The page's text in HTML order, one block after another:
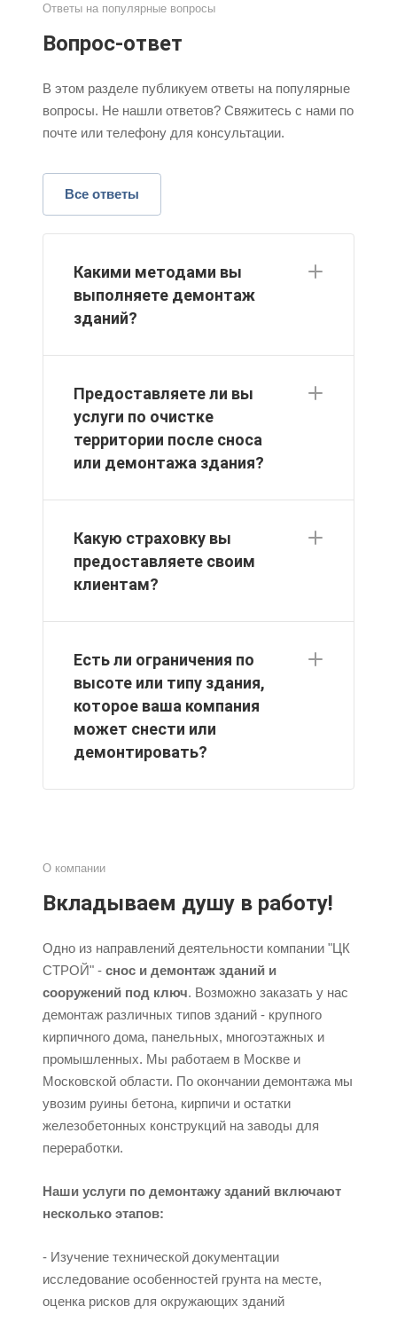
Ответы на популярные вопросы
Вопрос-ответ
В этом разделе публикуем ответы на популярные
вопросы. Не нашли ответов? Свяжитесь с нами по
почте или телефону для консультации.
Все ответы
Какими методами вы
выполняете демонтаж
зданий?
Предоставляете ли вы
услуги по очистке
территории после сноса
или демонтажа здания?
Какую страховку вы
предоставляете своим
клиентам?
Есть ли ограничения по
высоте или типу здания,
которое ваша компания
может снести или
демонтировать?
О компании
Вкладываем душу в работу!
Одно из направлений деятельности компании "ЦК
СТРОЙ" - снос и демонтаж зданий и
сооружений под ключ. Возможно заказать у нас
демонтаж различных типов зданий - крупного
кирпичного дома, панельных, многоэтажных и
промышленных. Мы работаем в Москве и
Московской области. По окончании демонтажа мы
увозим руины бетона, кирпичи и остатки
железобетонных конструкций на заводы для
переработки.
Наши услуги по демонтажу зданий включают
несколько этапов:
- Изучение технической документации
исследование особенностей грунта на месте,
оценка рисков для окружающих зданий